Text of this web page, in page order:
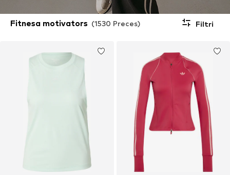
Fitnesa motivators (1530 Preces) Filtri